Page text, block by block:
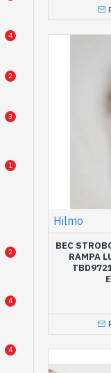
4
2
3
1
2
4
4
Hilmo
BEC
RAMPA